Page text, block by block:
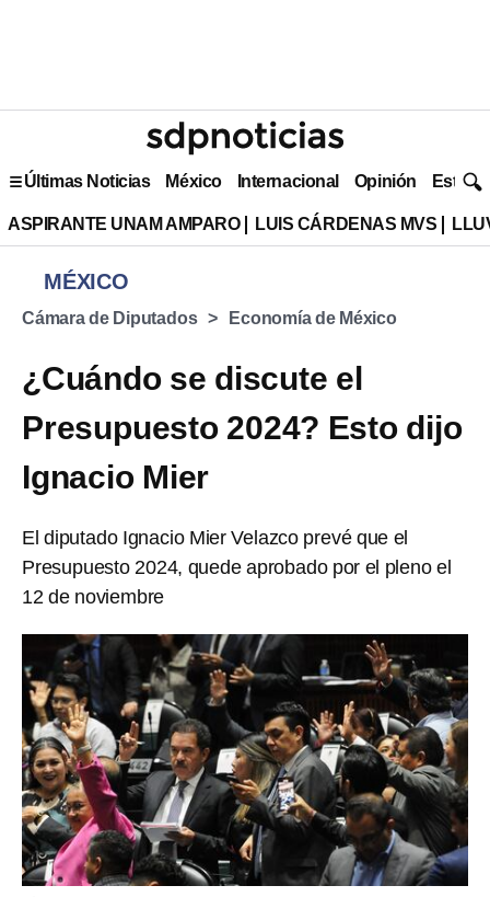
Últimas Noticias México Internacional Opinión Estilo
ASPIRANTE UNAM AMPARO LUIS CÁRDENAS MVS
MÉXICO
Cámara de Diputados Economía de México
¿Cuándo se discute el
Presupuesto 2024? Esto dijo
Ignacio Mier
El diputado Ignacio Mier Velazco prevé que el
Presupuesto 2024, quede aprobado por el pleno el
12 de noviembre